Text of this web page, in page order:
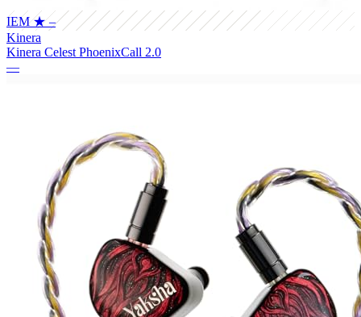
IEM ★ –
Kinera
Kinera Celest PhoenixCall 2.0
—